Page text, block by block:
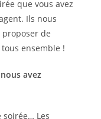
que vous avez
Ils nous
de
ensemble !
avez
soirée… Les